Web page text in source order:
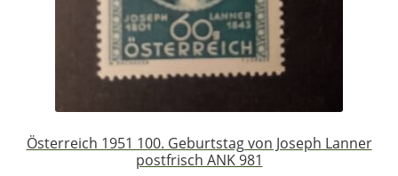
Österreich 1951 100. Geburtstag von Joseph Lanner
postfrisch ANK 981